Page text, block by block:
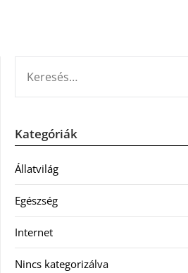
Kategóriák
Állatvilág
Egészség
Internet
Nincs kategorizálva